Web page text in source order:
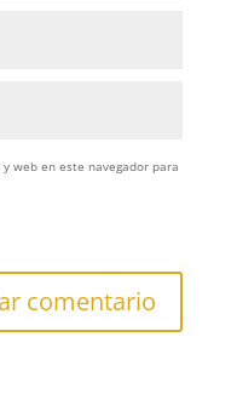
web en este navegador para